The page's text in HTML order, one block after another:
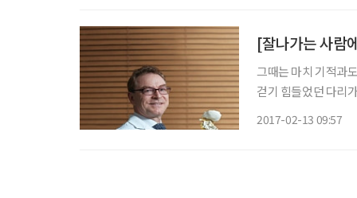
그때는 마치 기적과
걷기 힘들었던 다리
2017-02-13 09:57